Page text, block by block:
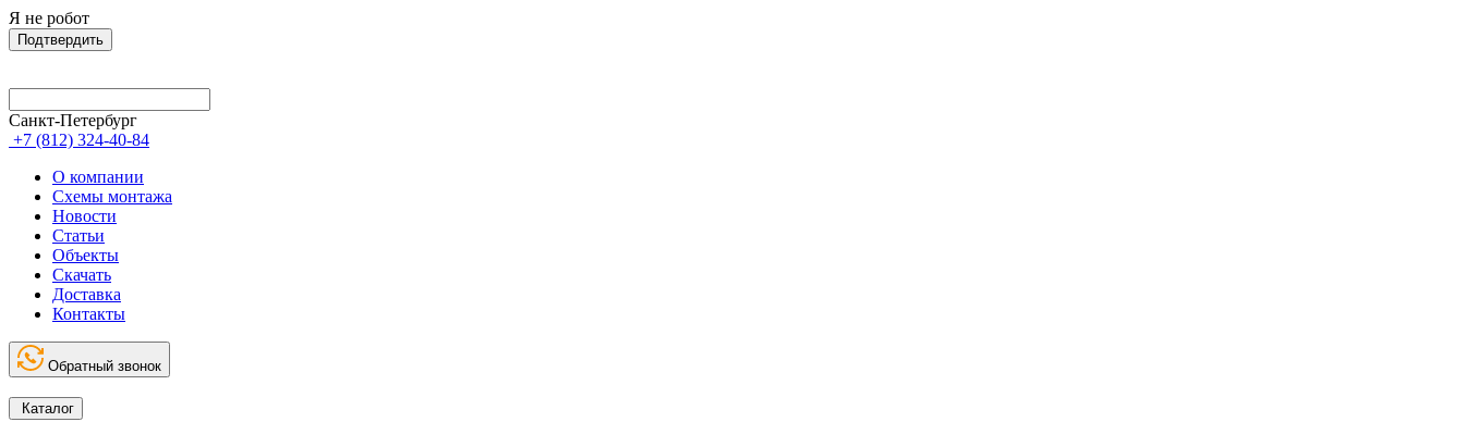
Я не робот
Подтвердить
Санкт-Петербург
+7 (812) 324-40-84
О компании
Схемы монтажа
Новости
Статьи
Объекты
Скачать
Доставка
Контакты
Обратный звонок
Каталог